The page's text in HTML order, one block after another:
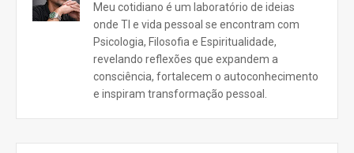
Meu cotidiano é um laboratório de ideias
onde TI e vida pessoal se encontram com
Psicologia, Filosofia e Espiritualidade,
revelando reflexões que expandem a
consciência, fortalecem o autoconhecimento
e inspiram transformação pessoal.